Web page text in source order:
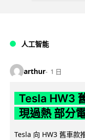
人工智能
arthur 1 日
Tesla HW3
現過熱 部分
Tesla 向 HW3 舊車款